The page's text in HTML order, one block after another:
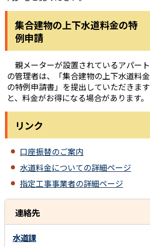
集合建物の上下水道料金の特
例申請
親メーターが設置されているアパート
の管理者は、「集合建物の上下水道料金
の特例申請書」を提出していただきます
と、料金がお得になる場合があります。
リンク
口座振替のご案内
水道料金についての詳細ページ
指定工事事業者の詳細ページ
連絡先
水道課